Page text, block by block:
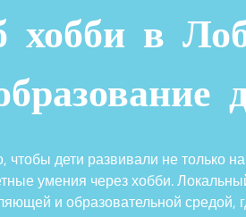
в
дети развивали не только
умения через хобби.
и образовательной средой,